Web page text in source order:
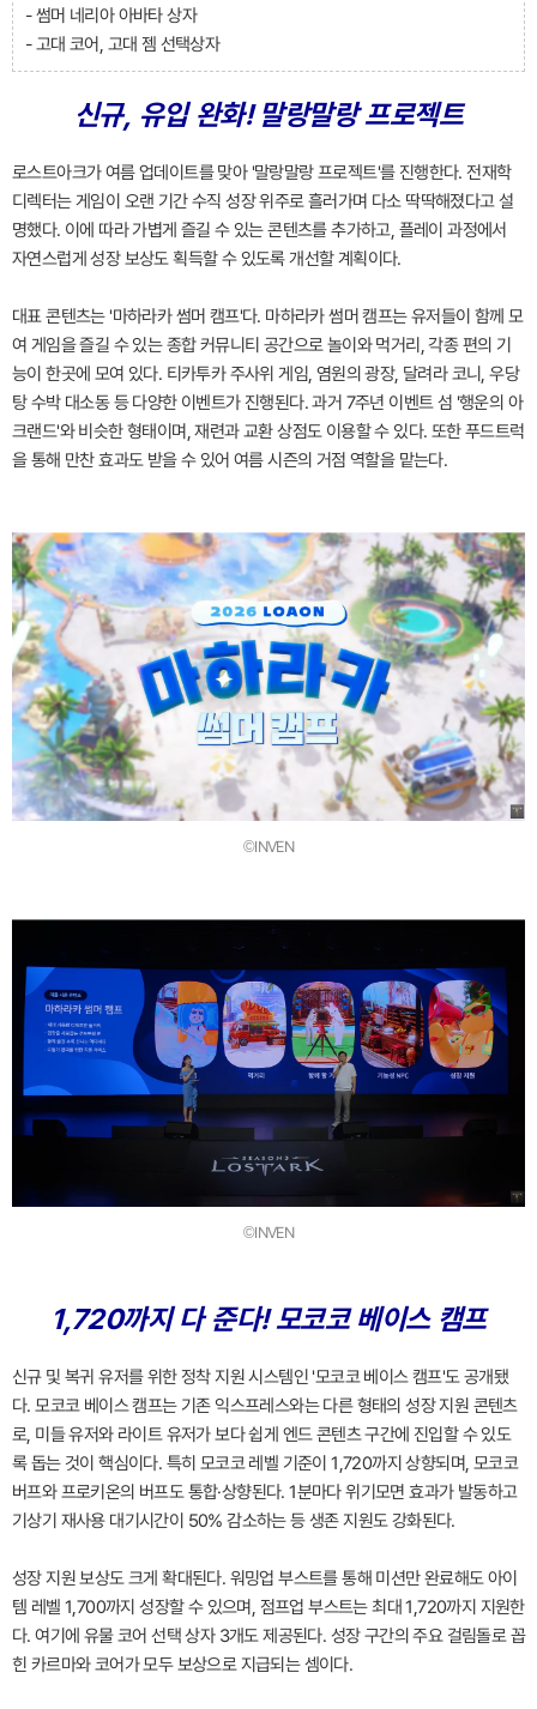
- 썸머 네리아 아바타 상자
- 고대 코어, 고대 젬 선택상자
신규, 유입 완화! 말랑말랑 프로젝트
로스트아크가 여름 업데이트를 맞아 '말랑말랑 프로젝트'를 진행한다. 전재학
디렉터는 게임이 오랜 기간 수직 성장 위주로 흘러가며 다소 딱딱해졌다고 설
명했다. 이에 따라 가볍게 즐길 수 있는 콘텐츠를 추가하고, 플레이 과정에서
자연스럽게 성장 보상도 획득할 수 있도록 개선할 계획이다.
대표 콘텐츠는 '마하라카 썸머 캠프'다. 마하라카 썸머 캠프는 유저들이 함께 모
여 게임을 즐길 수 있는 종합 커뮤니티 공간으로 놀이와 먹거리, 각종 편의 기
능이 한곳에 모여 있다. 티카투카 주사위 게임, 염원의 광장, 달려라 코니, 우당
탕 수박 대소동 등 다양한 이벤트가 진행된다. 과거 7주년 이벤트 섬 '행운의 아
크랜드'와 비슷한 형태이며, 재련과 교환 상점도 이용할 수 있다. 또한 푸드트럭
을 통해 만찬 효과도 받을 수 있어 여름 시즌의 거점 역할을 맡는다.
©INVEN
©INVEN
1,720까지 다 준다! 모코코 베이스 캠프
신규 및 복귀 유저를 위한 정착 지원 시스템인 '모코코 베이스 캠프'도 공개됐
다. 모코코 베이스 캠프는 기존 익스프레스와는 다른 형태의 성장 지원 콘텐츠
로, 미들 유저와 라이트 유저가 보다 쉽게 엔드 콘텐츠 구간에 진입할 수 있도
록 돕는 것이 핵심이다. 특히 모코코 레벨 기준이 1,720까지 상향되며, 모코코
버프와 프로키온의 버프도 통합·상향된다. 1분마다 위기모면 효과가 발동하고
기상기 재사용 대기시간이 50% 감소하는 등 생존 지원도 강화된다.
성장 지원 보상도 크게 확대된다. 워밍업 부스트를 통해 미션만 완료해도 아이
템 레벨 1,700까지 성장할 수 있으며, 점프업 부스트는 최대 1,720까지 지원한
다. 여기에 유물 코어 선택 상자 3개도 제공된다. 성장 구간의 주요 걸림돌로 꼽
힌 카르마와 코어가 모두 보상으로 지급되는 셈이다.